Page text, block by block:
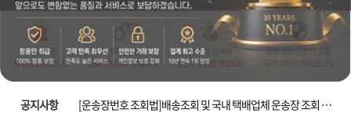
요
니
파
워
맨
제
품
은
공지사항
입금확인이 안되는 상황을 대비해 꼭 입금후 고객센터 연락바랍니다.
[2026구정 연휴]설 연휴 배송 및 휴무 안내
[운송장번호 조회법]배송조회 및 국내 택배업체 운송장 조회 하는법